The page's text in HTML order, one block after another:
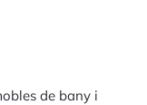
de bany i